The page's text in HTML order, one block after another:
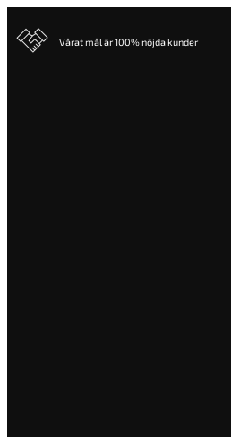
Vårat mål är 100% nöjda kunder